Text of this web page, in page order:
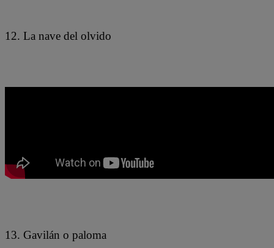
12. La nave del olvido
13. Gavilán o paloma